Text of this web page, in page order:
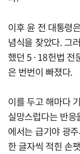
이후 윤 전 대통령
념식을 찾았다. 그
했던 5·18헌법 전
은 번번이 빠졌다.
이를 두고 해마다
실망스럽다는 반
에서는 급기야 광
한 글자씩 적힌 손